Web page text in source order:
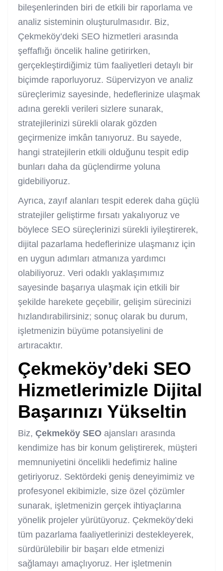
bileşenlerinden biri de etkili bir raporlama ve
analiz sisteminin oluşturulmasıdır. Biz,
Çekmeköy’deki SEO hizmetleri arasında
şeffaflığı öncelik haline getirirken,
gerçekleştirdiğimiz tüm faaliyetleri detaylı bir
biçimde raporluyoruz. Süpervizyon ve analiz
süreçlerimiz sayesinde, hedeflerinize ulaşmak
adına gerekli verileri sizlere sunarak,
stratejilerinizi sürekli olarak gözden
geçirmenize imkân tanıyoruz. Bu sayede,
hangi stratejilerin etkili olduğunu tespit edip
bunları daha da güçlendirme yoluna
gidebiliyoruz.
Ayrıca, zayıf alanları tespit ederek daha güçlü
stratejiler geliştirme fırsatı yakalıyoruz ve
böylece SEO süreçlerinizi sürekli iyileştirerek,
dijital pazarlama hedeflerinize ulaşmanız için
en uygun adımları atmanıza yardımcı
olabiliyoruz. Veri odaklı yaklaşımımız
sayesinde başarıya ulaşmak için etkili bir
şekilde harekete geçebilir, gelişim sürecinizi
hızlandırabilirsiniz; sonuç olarak bu durum,
işletmenizin büyüme potansiyelini de
artıracaktır.
Çekmeköy’deki SEO
Hizmetlerimizle Dijital
Başarınızı Yükseltin
Biz, Çekmeköy SEO ajansları arasında
kendimize has bir konum geliştirerek, müşteri
memnuniyetini öncelikli hedefimiz haline
getiriyoruz. Sektördeki geniş deneyimimiz ve
profesyonel ekibimizle, size özel çözümler
sunarak, işletmenizin gerçek ihtiyaçlarına
yönelik projeler yürütüyoruz. Çekmeköy’deki
tüm pazarlama faaliyetlerinizi destekleyerek,
sürdürülebilir bir başarı elde etmenizi
sağlamayı amaçlıyoruz. Her işletmenin